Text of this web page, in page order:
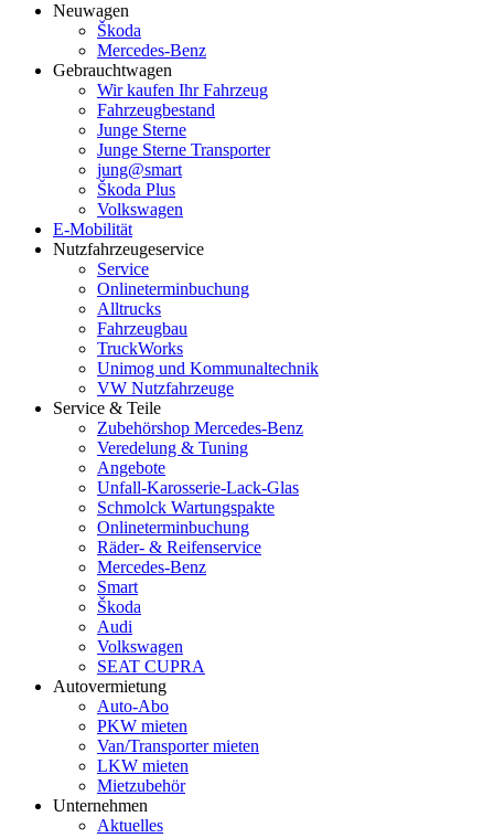
Neuwagen
Škoda
Mercedes-Benz
Gebrauchtwagen
Wir kaufen Ihr Fahrzeug
Fahrzeugbestand
Junge Sterne
Junge Sterne Transporter
jung@smart
Škoda Plus
Volkswagen
E-Mobilität
Nutzfahrzeugeservice
Service
Onlineterminbuchung
Alltrucks
Fahrzeugbau
TruckWorks
Unimog und Kommunaltechnik
VW Nutzfahrzeuge
Service & Teile
Zubehörshop Mercedes-Benz
Veredelung & Tuning
Angebote
Unfall-Karosserie-Lack-Glas
Schmolck Wartungspakte
Onlineterminbuchung
Räder- & Reifenservice
Mercedes-Benz
Smart
Škoda
Audi
Volkswagen
SEAT CUPRA
Autovermietung
Auto-Abo
PKW mieten
Van/Transporter mieten
LKW mieten
Mietzubehör
Unternehmen
Aktuelles